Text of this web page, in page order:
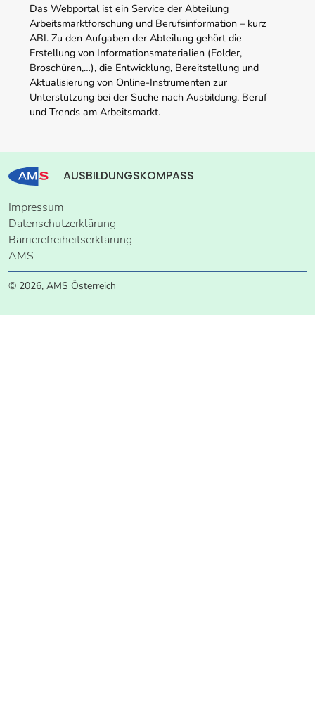
Das Webportal ist ein Service der Abteilung
Arbeitsmarktforschung und Berufsinformation – kurz
ABI. Zu den Aufgaben der Abteilung gehört die
Erstellung von Informationsmaterialien (Folder,
Broschüren,…), die Entwicklung, Bereitstellung und
Aktualisierung von Online-Instrumenten zur
Unterstützung bei der Suche nach Ausbildung, Beruf
und Trends am Arbeitsmarkt.
AUSBILDUNGSKOMPASS
Impressum
Datenschutzerklärung
Barrierefreiheitserklärung
AMS
© 2026, AMS Österreich